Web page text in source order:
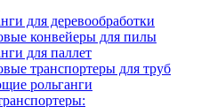
для деревообработки
конвейеры для пилы
для паллет
транспортеры для труб
рольганги